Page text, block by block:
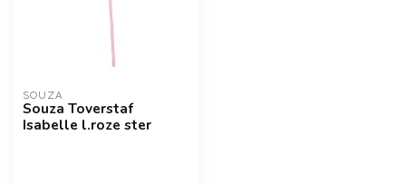
SOUZA
Souza Toverstaf
Isabelle l.roze ster